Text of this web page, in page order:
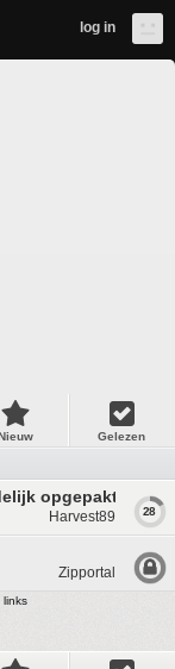
log in
Gelezen
opgepakt
Harvest89 28
Zipportal
links